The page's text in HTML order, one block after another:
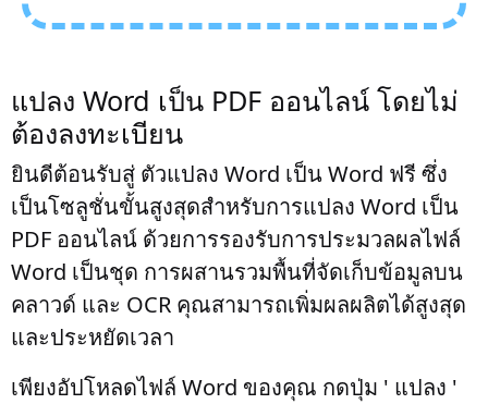
แปลง Word เป็น PDF ออนไลน์ โดยไม่
ต้องลงทะเบียน
ยินดีต้อนรับสู่ ตัวแปลง Word เป็น Word ฟรี ซึ่ง
เป็นโซลูชั่นขั้นสูงสุดสำหรับการแปลง Word เป็น
PDF ออนไลน์ ด้วยการรองรับการประมวลผลไฟล์
Word เป็นชุด การผสานรวมพื้นที่จัดเก็บข้อมูลบน
คลาวด์ และ OCR คุณสามารถเพิ่มผลผลิตได้สูงสุด
และประหยัดเวลา
เพียงอัปโหลดไฟล์ Word ของคุณ กดปุ่ม ' แปลง '